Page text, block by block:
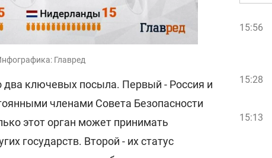
Главред
два ключевых посыла. Первый - Россия и
членами Совета Безопасности
этот орган может принимать
государств. Второй - их статус
15:56
15:28
15:13